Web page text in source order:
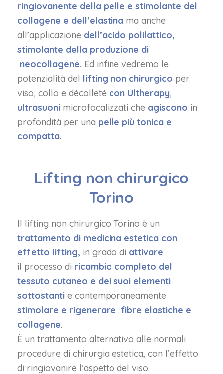
ringiovanente della pelle e stimolante del
collagene e dell’elastina ma anche
all’applicazione dell’acido polilattico,
stimolante della produzione di
neocollagene. Ed infine vedremo le
potenzialità del lifting non chirurgico per
viso, collo e décolleté con Ultherapy,
ultrasuoni microfocalizzati che agiscono in
profondità per una pelle più tonica e
compatta.
Lifting non chirurgico
Torino
Il lifting non chirurgico Torino è un
trattamento di medicina estetica con
effetto lifting, in grado di attivare
il processo di ricambio completo del
tessuto cutaneo e dei suoi elementi
sottostanti e contemporaneamente
stimolare e rigenerare fibre elastiche e
collagene.
È un trattamento alternativo alle normali
procedure di chirurgia estetica, con l’effetto
di ringiovanire l’aspetto del viso.